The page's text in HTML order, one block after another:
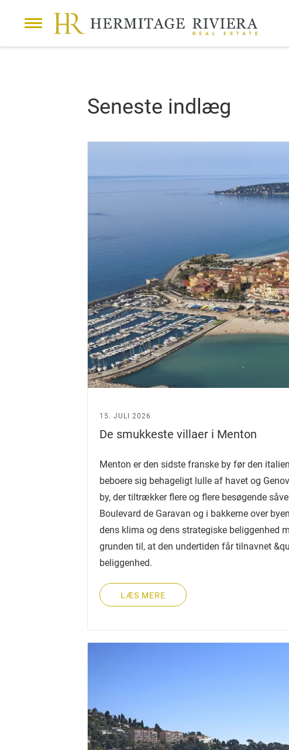
Seneste indlæg
15. JULI 2026
De smukkeste villaer i Menton
Menton er den sidste franske by før den
beboere sig behageligt lulle af havet og
by, der tiltrækker flere og flere besøgende
Boulevard de Garavan og i bakkerne over
dens klima og dens strategiske beliggenhed
grunden til, at den undertiden får tilnavnet
beliggenhed.
LÆS MERE